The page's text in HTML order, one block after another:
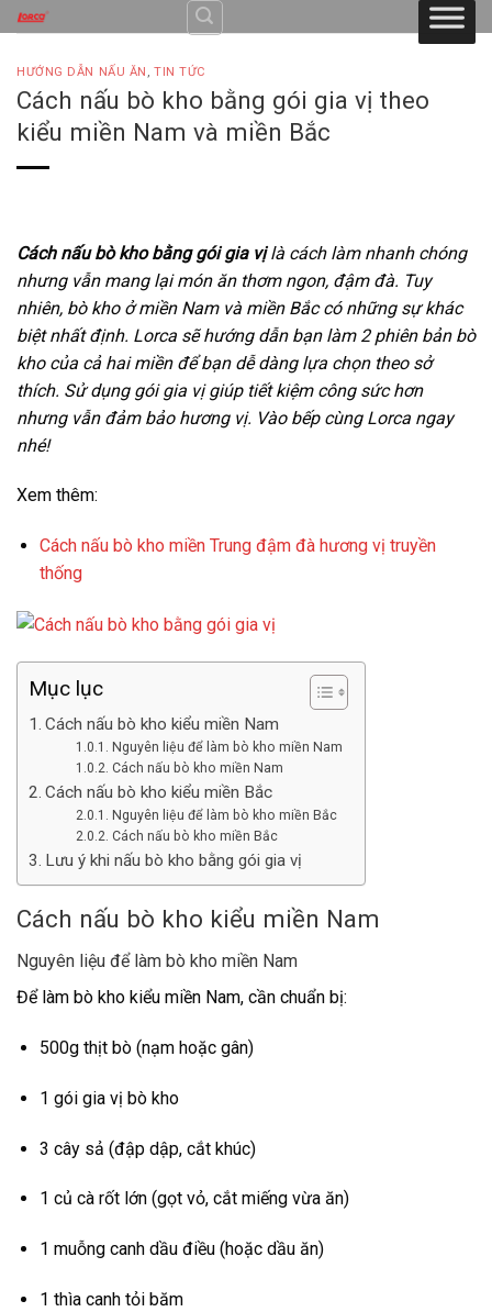
Skip
to
content
HƯỚNG DẪN NẤU ĂN ,TIN TỨC
Cách nấu bò kho bằng gói gia vị theo
kiểu miền Nam và miền Bắc
Cách nấu bò kho bằng gói gia vịlà cách làm nhanh chóng
nhưng vẫn mang lại món ăn thơm ngon, đậm đà. Tuy
nhiên, bò kho ở miền Nam và miền Bắc có những sự khác
biệt nhất định. Lorca sẽ hướng dẫn bạn làm 2 phiên bản bò
kho của cả hai miền để bạn dễ dàng lựa chọn theo sở
thích. Sử dụng gói gia vị giúp tiết kiệm công sức hơn
nhưng vẫn đảm bảo hương vị. Vào bếp cùng Lorca ngay
nhé!
Xem thêm:
Cách nấu bò kho miền Trung đậm đà hương vị truyền
thống
Mục lục
Cách nấu bò kho kiểu miền Nam
Nguyên liệu để làm bò kho miền Nam
Cách nấu bò kho miền Nam
Cách nấu bò kho kiểu miền Bắc
Nguyên liệu để làm bò kho miền Bắc
Cách nấu bò kho miền Bắc
Lưu ý khi nấu bò kho bằng gói gia vị
Cách nấu bò kho kiểu miền Nam
Nguyên liệu để làm bò kho miền Nam
Để làm bò kho kiểu miền Nam, cần chuẩn bị:
500g thịt bò (nạm hoặc gân)
1 gói gia vị bò kho
3 cây sả (đập dập, cắt khúc)
1 củ cà rốt lớn (gọt vỏ, cắt miếng vừa ăn)
1 muỗng canh dầu điều (hoặc dầu ăn)
1 thìa canh tỏi băm